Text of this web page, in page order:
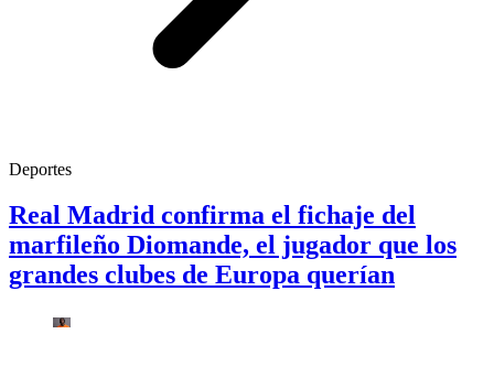
Deportes
Real Madrid confirma el fichaje del
marfileño Diomande, el jugador que los
grandes clubes de Europa querían